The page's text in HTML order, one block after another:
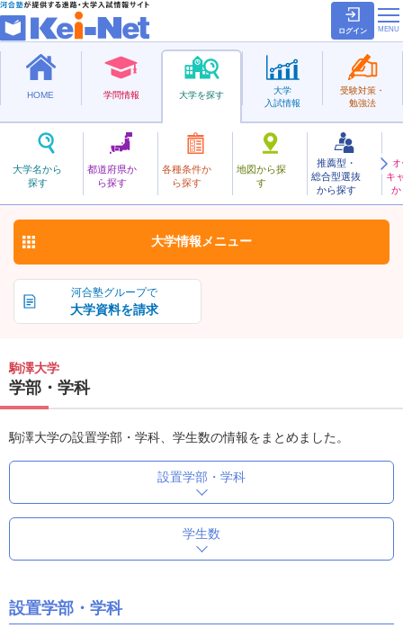
ログイン
HOME 学問情報 大学を探す
大学名から
探す
都道府県か
ら探す
各種条件か
ら探す
地図から探
す
推薦型・
総合型選抜
から探す
キ
か
大学
入試情報
受験対策・
勉強法
私立
こまざわ
駒澤大学 お気に入り
河合塾グループで
大学資料を請求
大学情報 メニュー
駒澤大学
学部・学科
駒澤大学の設置学部・学科、学生数の情報をまとめました。
設置学部・学科
学生数
設置学部・学科